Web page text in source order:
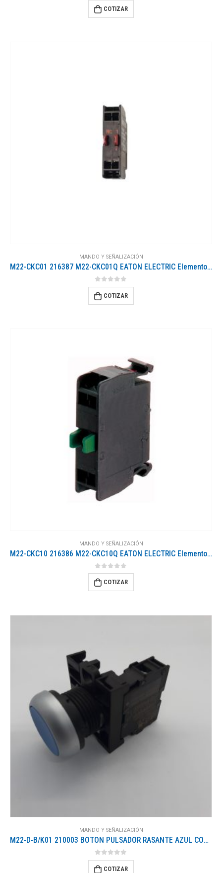
COTIZAR
MANDO Y SEÑALIZACIÓN
M22-CKC01 216387 M22-CKC01Q EATON ELECTRIC Elemento de contacto 1 NC Montaje posterior Conexión a presión
0out of 5
COTIZAR
MANDO Y SEÑALIZACIÓN
M22-CKC10 216386 M22-CKC10Q EATON ELECTRIC Elemento de contacto 1 NO Montaje posterior Conexión a presión
0out of 5
COTIZAR
MANDO Y SEÑALIZACIÓN
M22-D-B/K01 210003 BOTON PULSADOR RASANTE AZUL CON NA
0out of 5
COTIZAR